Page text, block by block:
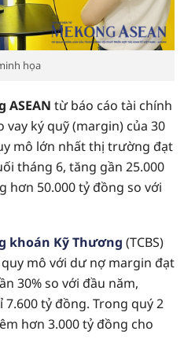
họa
ASEAN từ báo cáo tài chính
ký quỹ (margin) của 30
mô lớn nhất thị trường đạt
tháng 6, tăng gần 25.000
hơn 50.000 tỷ đồng so với
khoán Kỹ Thương (TCBS)
mô với dư nợ margin đạt
30% so với đầu năm,
tỷ đồng. Trong quý 2
hơn 3.000 tỷ đồng cho